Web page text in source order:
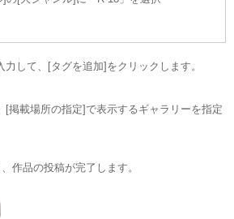
して、[タグを追加]をクリックします。
掲載場所の指定]で表示するギャラリーを指定
作品の投稿が完了します。